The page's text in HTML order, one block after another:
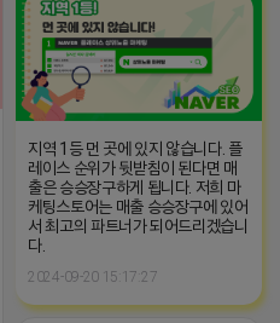
224252572730
지역 1등 먼 곳에 있지 않습니다. 플
레이스 순위가 뒷받침이 된다면 매
출은 승승장구하게 됩니다. 저희 마
케팅스토어는 매출 승승장구에 있어
서 최고의 파트너가 되어드리겠습니
다.
2024-09-20 15:17:27